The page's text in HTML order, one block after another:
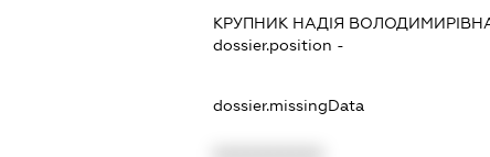
КРУПНИК НАДІЯ
dossier.position -
dossier.missingData